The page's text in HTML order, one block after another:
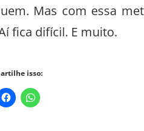
Mas com essa
fica difícil. E muito.
isso: